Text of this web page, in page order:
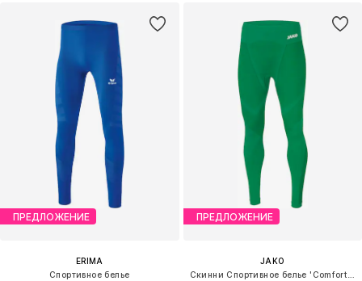
ПРЕДЛОЖЕНИЕ
ERIMA
Спортивное белье
ПРЕДЛОЖЕНИЕ
JAKO